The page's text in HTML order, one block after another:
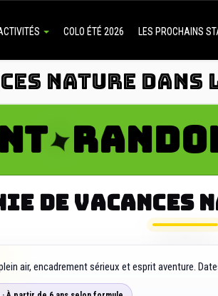
COLO ÉTÉ 2026 LES PROCHAINS
NATURE DANS
DE VACANCES
air, encadrement sérieux et esprit aventure.